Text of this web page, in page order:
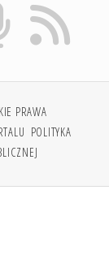
PRAWA
POLITYKA